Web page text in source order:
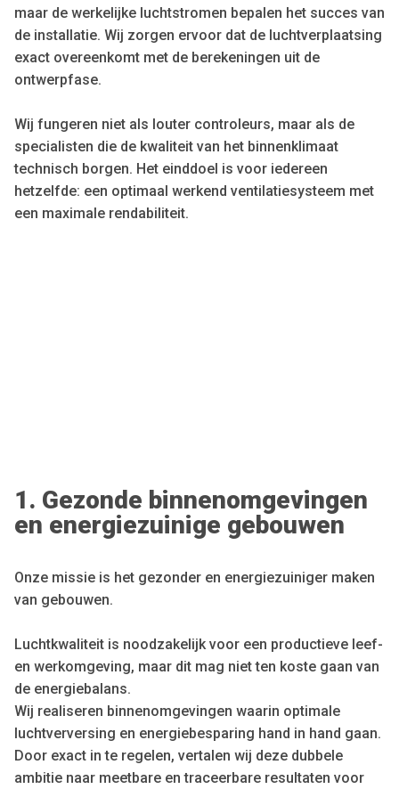
maar de werkelijke luchtstromen bepalen het succes van
de installatie. Wij zorgen ervoor dat de luchtverplaatsing
exact overeenkomt met de berekeningen uit de
ontwerpfase.
Wij fungeren niet als louter controleurs, maar als de
specialisten die de kwaliteit van het binnenklimaat
technisch borgen. Het einddoel is voor iedereen
hetzelfde: een optimaal werkend ventilatiesysteem met
een maximale rendabiliteit.
1. Gezonde binnenomgevingen
en energiezuinige gebouwen
Onze missie is het gezonder en energiezuiniger maken
van gebouwen.
Luchtkwaliteit is noodzakelijk voor een productieve leef-
en werkomgeving, maar dit mag niet ten koste gaan van
de energiebalans.
Wij realiseren binnenomgevingen waarin optimale
luchtverversing en energiebesparing hand in hand gaan.
Door exact in te regelen, vertalen wij deze dubbele
ambitie naar meetbare en traceerbare resultaten voor